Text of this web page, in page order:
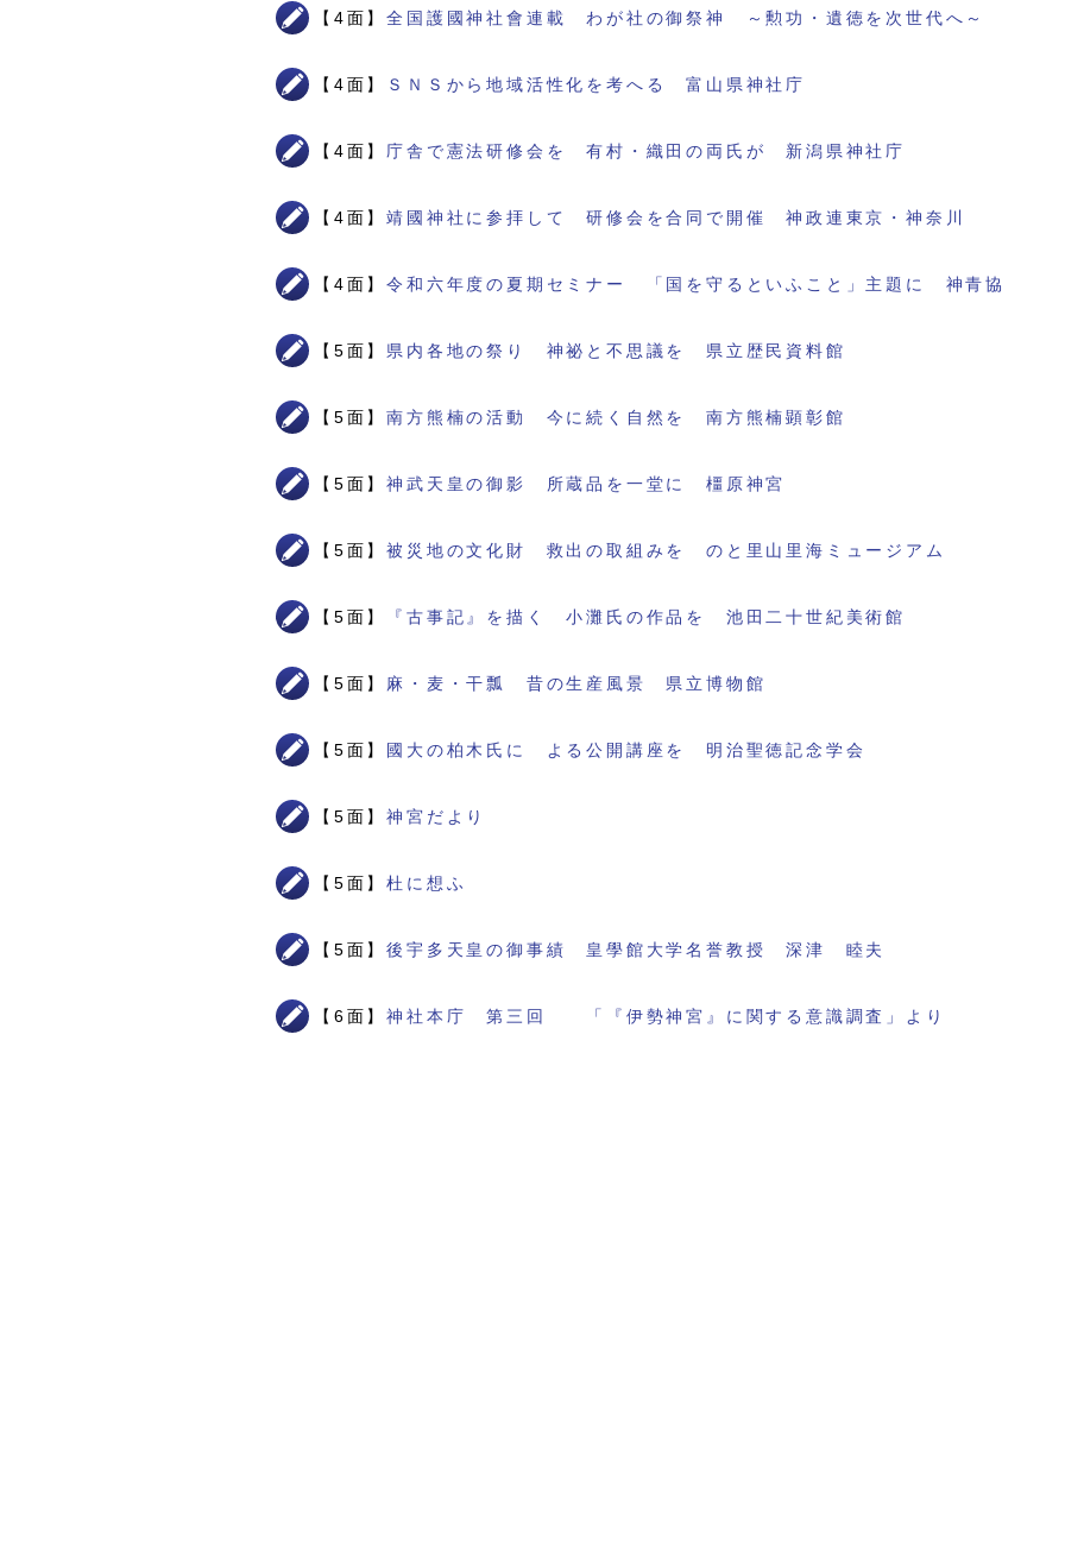
【4面】全国護國神社會連載 わが社の御祭神 ～勲功・遺徳を次世代へ～
【4面】 ＳＮＳから地域活性化を考へる 富山県神社庁
【4面】 庁舎で憲法研修会を 有村・織田の両氏が 新潟県神社庁
【4面】靖國神社に参拝して 研修会を合同で開催 神政連東京・神奈川
【4面】令和六年度の夏期セミナー 「国を守るといふこと」主題に 神青協
【5面】 県内各地の祭り 神祕と不思議を 県立歴民資料館
【5面】南方熊楠の活動 今に続く自然を 南方熊楠顕彰館
【5面】神武天皇の御影 所蔵品を一堂に 橿原神宮
【5面】被災地の文化財 救出の取組みを のと里山里海ミュージアム
【5面】 『古事記』を描く 小灘氏の作品を 池田二十世紀美術館
【5面】 麻・麦・干瓢 昔の生産風景 県立博物館
【5面】 國大の柏木氏に よる公開講座を 明治聖徳記念学会
【5面】神宮だより
【5面】杜に想ふ
【5面】後宇多天皇の御事績 皇學館大学名誉教授 深津 睦夫
【6面】神社本庁 第三回 「『伊勢神宮』に関する意識調査」より